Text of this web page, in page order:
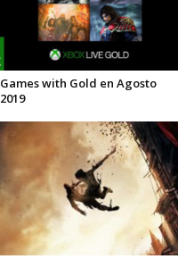
Games with Gold en Agosto
2019